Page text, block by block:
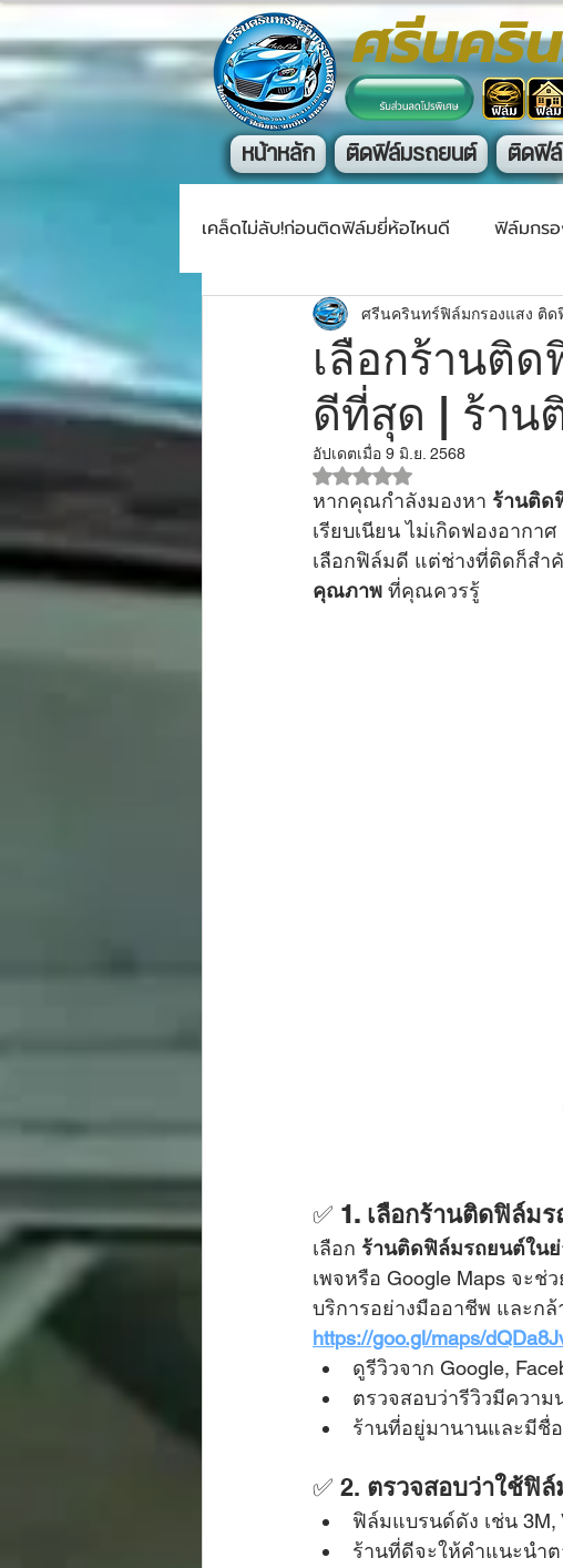
ศรีนคริ
หน้าหลัก ติดฟิล์มรถยนต์ ติดฟิ
เคล็ดไม่ลับ!ก่อนติดฟิล์มยี่ห้อไหนดี ฟิล์มกร
เลือกร้านติ
ดีที่สุด | ร้าน
ศรีนครินทร์ฟิล์มกรองแสง ติ
อัปเดตเมื่อ 9 มิ.ย. 2568
ได้รับ NaN เต็ม 5 ดาว
หากคุณกำลังมองหา ร้านติด
เรียบเนียน ไม่เกิดฟองอากา
เลือกฟิล์มดี แต่ช่างที่ติดก็สำ
คุณภาพ ที่คุณควรรู้
✅ 1. เลือกร้านติดฟิล์ม
เลือก ร้านติดฟิล์มรถยนต์ใน
เพจหรือ Google Maps จะ
บริการอย่างมืออาชีพ และกล้
https://goo.gl/maps/
ดูรีวิวจาก Google,
ตรวจสอบว่ารีวิวมีควา
ร้านที่อยู่มานานและมีชื่
✅ 2. ตรวจสอบว่าใช้ฟิ
ฟิล์มแบรนด์ดัง เช่น 3M,
ร้านที่ดีจะให้คำแนะนำ